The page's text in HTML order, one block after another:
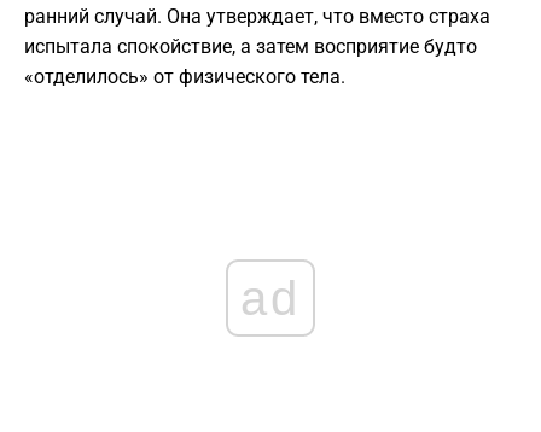
ранний случай. Она утверждает, что вместо страха
испытала спокойствие, а затем восприятие будто
«отделилось» от физического тела.
ad